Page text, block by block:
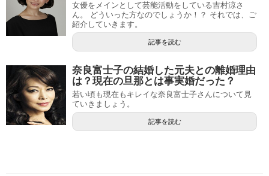
女優をメインとして芸能活動をしている吉村涼さ
ん。 どういった方なのでしょうか！？ それでは、ご
紹介していきます。
記事を読む
奈良富士子の結婚した元夫との離婚理由
は？現在の旦那とは事実婚だった？
若い頃も現在もキレイな奈良富士子さんについて見
ていきましょう。
記事を読む